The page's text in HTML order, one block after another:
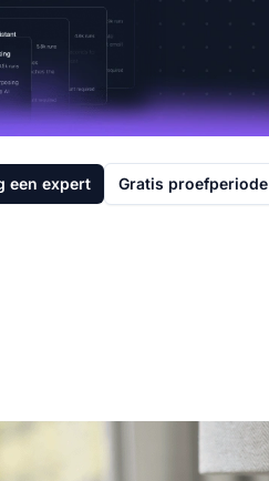
een expert Gratis proefperiode